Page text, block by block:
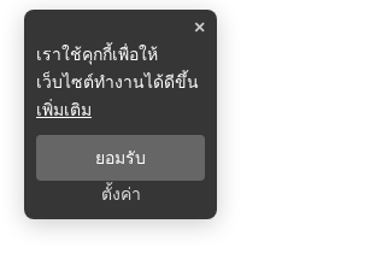
×
เราใช้คุกกี้เพื่อให้
เว็บไซต์ทำงานได้ดีขึ้น
เพิ่มเติม
ยอมรับ
ตั้งค่า